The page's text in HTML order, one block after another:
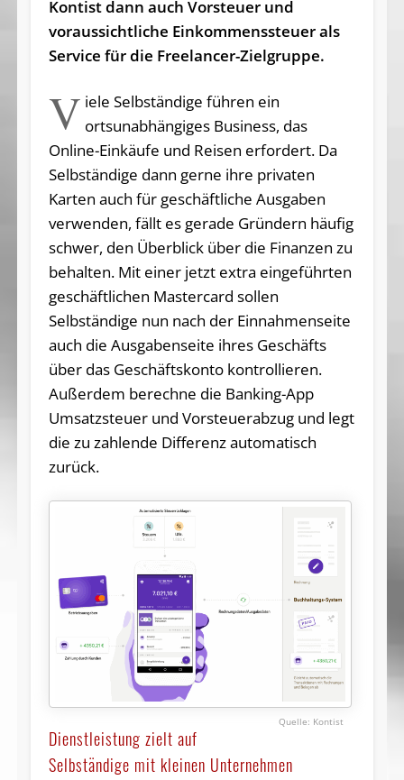
Kontist dann auch Vorsteuer und
voraussichtliche Einkommenssteuer als
Service für die Freelancer-Zielgruppe.
V iele Selbständige führen ein
ortsunabhängiges Business, das
Online-Einkäufe und Reisen erfordert. Da
Selbständige dann gerne ihre privaten
Karten auch für geschäftliche Ausgaben
verwenden, fällt es gerade Gründern häufig
schwer, den Überblick über die Finanzen zu
behalten. Mit einer jetzt extra eingeführten
geschäftlichen Mastercard sollen
Selbständige nun nach der Einnahmenseite
auch die Ausgabenseite ihres Geschäfts
über das Geschäftskonto kontrollieren.
Außerdem berechne die Banking-App
Umsatzsteuer und Vorsteuerabzug und legt
die zu zahlende Differenz automatisch
zurück.
Kontist
Dienstleistung zielt auf
Selbständige mit kleinen Unternehmen